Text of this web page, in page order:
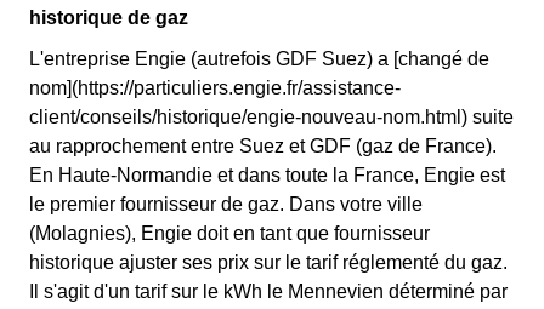
historique de gaz
L'entreprise Engie (autrefois GDF Suez) a [changé de
nom](https://particuliers.engie.fr/assistance-
client/conseils/historique/engie-nouveau-nom.html) suite
au rapprochement entre Suez et GDF (gaz de France).
En Haute-Normandie et dans toute la France, Engie est
le premier fournisseur de gaz. Dans votre ville
(Molagnies), Engie doit en tant que fournisseur
historique ajuster ses prix sur le tarif réglementé du gaz.
Il s'agit d'un tarif sur le kWh le Mennevien déterminé par